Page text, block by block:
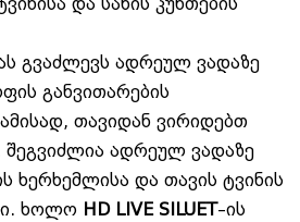
გვაძლევს ადრეულ ვადაზე
განვითარების
თავიდან ვირიდებთ
ადრეულ ვადაზე
ხერხემლისა და თავის ტვინის
ხოლო HD LIVE SILUET–ის